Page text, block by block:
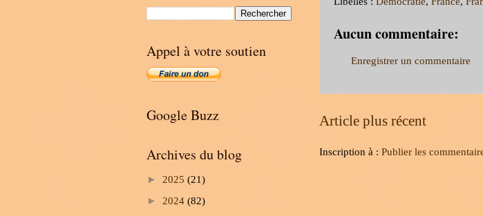
Aucun commentaire:
Enregistrer un commentaire
Article plus récent
Inscription à : Publier les
Appel à votre soutien
Google Buzz
Archives du blog
► 2025 (21)
► 2024 (82)